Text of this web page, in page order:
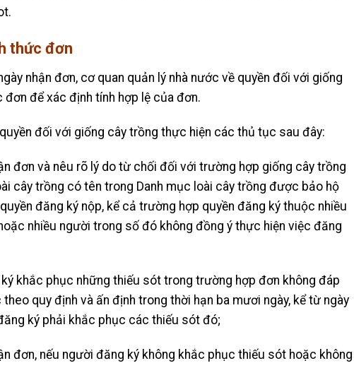
thức đơn
nhận đơn, cơ quan quản lý nhà nước về quyền đối với giống
để xác định tính hợp lệ của đơn.
đối với giống cây trồng thực hiện các thủ tục sau đây:
đơn và nêu rõ lý do từ chối đối với trường hợp giống cây trồng
cây trồng có tên trong Danh mục loài cây trồng được bảo hộ
đăng ký nộp, kể cả trường hợp quyền đăng ký thuộc nhiều
nhiều người trong số đó không đồng ý thực hiện việc đăng
khắc phục những thiếu sót trong trường hợp đơn không đáp
quy định và ấn định trong thời hạn ba mươi ngày, kể từ ngày
ký phải khắc phục các thiếu sót đó;
đơn, nếu người đăng ký không khắc phục thiếu sót hoặc không